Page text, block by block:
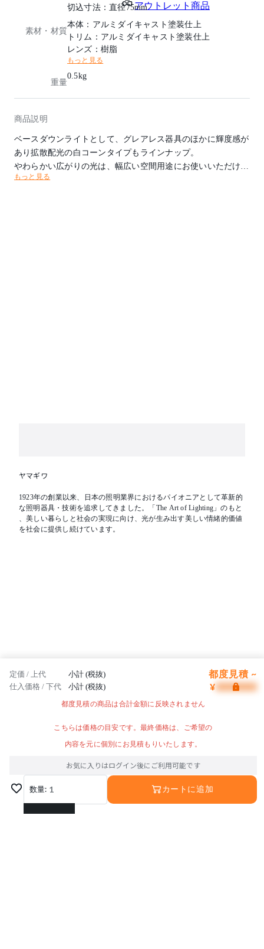
アウトレット商品
切込寸法：直径75mm
素材・材質
本体：アルミダイキャスト塗装仕上
トリム：アルミダイキャスト塗装仕上
レンズ：樹脂
もっと見る
重量
0.5kg
商品説明
ベースダウンライトとして、グレアレス器具のほかに輝度感が
あり拡散配光の白コーンタイプもラインナップ。
やわらかい広がりの光は、幅広い空間用途にお使いいただけま
す。
もっと見る
ヤマギワ
1923年の創業以来、日本の照明業界におけるパイオニアとして革新的
な照明器具・技術を追求してきました。「The Art of Lighting」のもと
、美しい暮らしと社会の実現に向け、光が生み出す美しい情緒的価値
を社会に提供し続けています。
定価 / 上代 小計 (税抜) 都度見積 ~
仕入価格 / 下代 小計 (税抜) ¥
都度見積の商品は合計金額に反映されません
こちらは価格の目安です。最終価格は、ご希望の
内容を元に個別にお見積もりいたします。
お気に入りはログイン後にご利用可能です
数量: 1
1
カートに追加